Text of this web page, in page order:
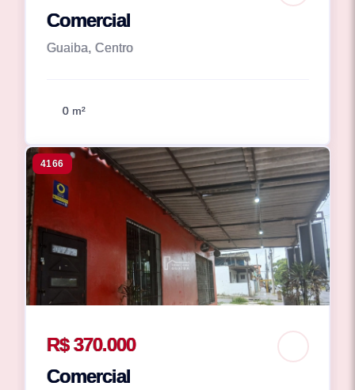
Comercial
Guaiba, Centro
0 m²
4166
R$ 370.000
Comercial